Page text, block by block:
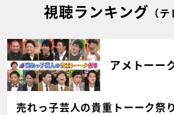
視聴ランキング （
アメトーー
売れっ子芸人の貴重トーーク祭